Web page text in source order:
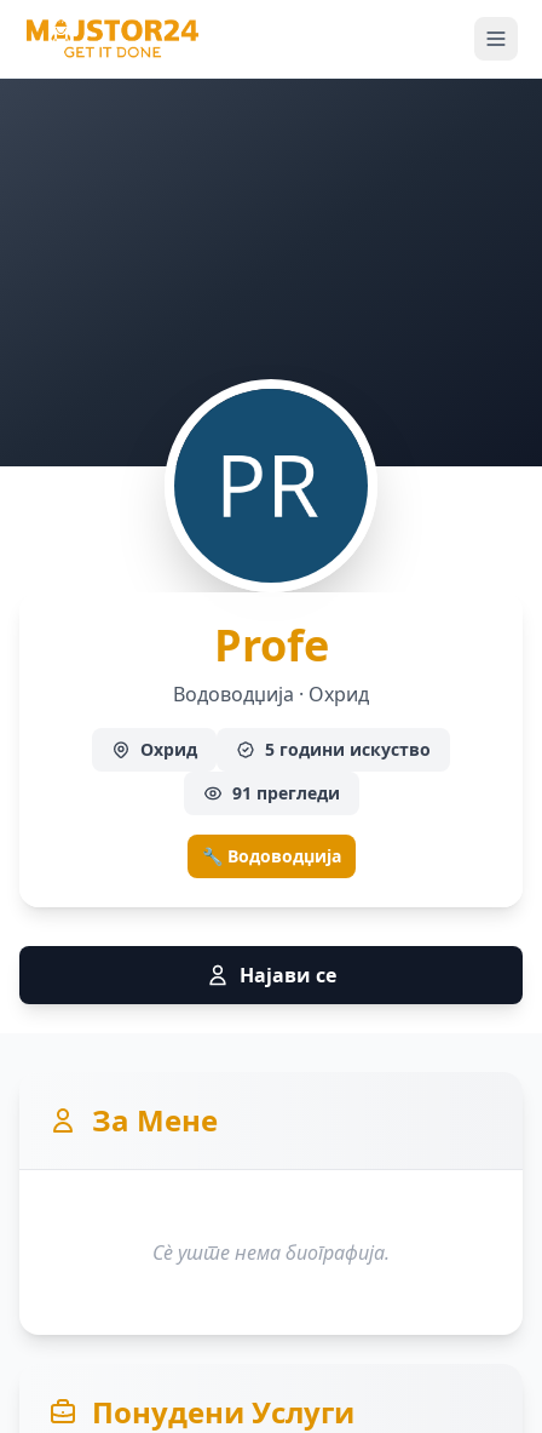
Profe—
Водоводџија · Охрид
Охрид
5 години искуство
91 прегледи
🔧 Водоводџија
Најави се
За Мене
Сè уште нема биографија.
Понудени Услуги